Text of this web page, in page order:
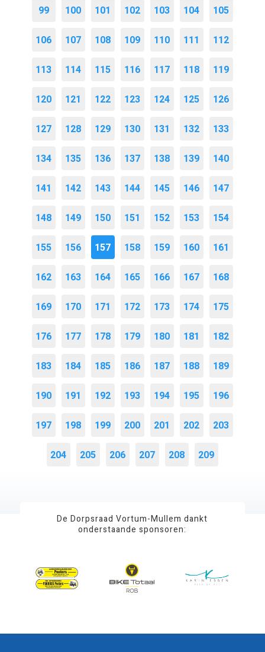
99 100 101 102 103 104 105
106 107 108 109 110 111 112
113 114 115 116 117 118 119
120 121 122 123 124 125 126
127 128 129 130 131 132 133
134 135 136 137 138 139 140
141 142 143 144 145 146 147
148 149 150 151 152 153 154
155 156 157 158 159 160 161
162 163 164 165 166 167 168
169 170 171 172 173 174 175
176 177 178 179 180 181 182
183 184 185 186 187 188 189
190 191 192 193 194 195 196
197 198 199 200 201 202 203
204 205 206 207 208 209
De Dorpsraad Vortum-Mullem dankt
onderstaande sponsoren: